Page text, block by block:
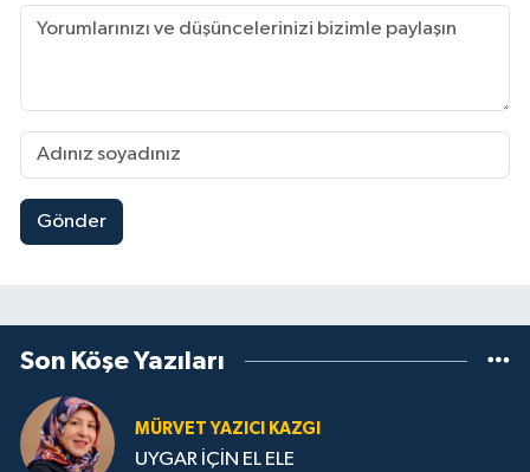
Gönder
Son Köşe Yazıları
MÜRVET YAZICI KAZGI
UYGAR İÇİN EL ELE